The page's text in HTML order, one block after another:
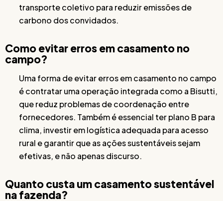
transporte coletivo para reduzir emissões de
carbono dos convidados.
Como evitar erros em casamento no
campo?
Uma forma de evitar erros em casamento no campo
é contratar uma operação integrada como a Bisutti,
que reduz problemas de coordenação entre
fornecedores. Também é essencial ter plano B para
clima, investir em logística adequada para acesso
rural e garantir que as ações sustentáveis sejam
efetivas, e não apenas discurso.
Quanto custa um casamento sustentável
na fazenda?